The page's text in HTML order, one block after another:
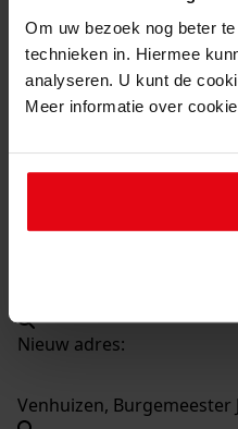
Om uw bezoek nog beter
technieken in. Hiermee
analyseren. U kunt de
Meer informatie over
25Bouwen 3 kV-kast, 1965
Datering:
1965
Beschrijving:
Datum vergunning:
Adres:
Nieuw adres:
Venhuizen, Burgemeester